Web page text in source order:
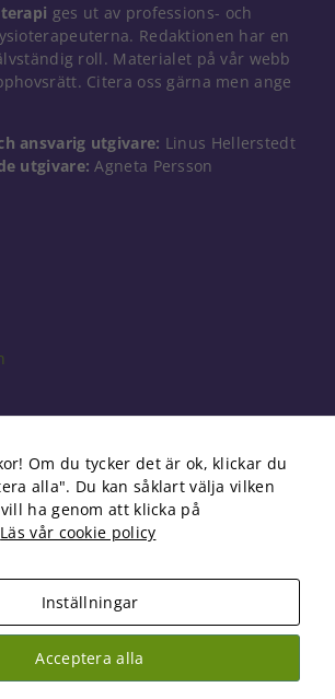
ges ut av professions- och
Redaktionen har en
roll. Materialet på vår webb
Citera oss gärna men ange
ansvarig utgivare: Linus Hellerstedt
utgivare: Agneta Persson
Fysioterapi | All Rights Reserved
Om du tycker det är ok, klickar du
alla". Du kan såklart välja vilken
ha genom att klicka på
Läs vår cookie policy
Inställningar
Acceptera alla